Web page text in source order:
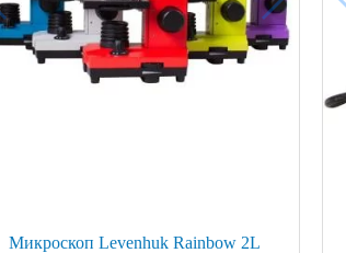
Микроскоп Levenhuk Rainbow 2L